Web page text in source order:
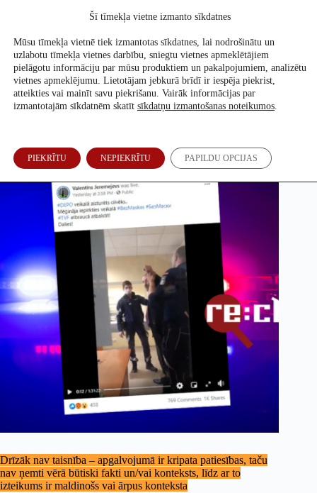
Atbalsti mūs
Policija neaiztur par masku nenēsāšanu
Drīzāk nav taisnība – apgalvojumā ir kripata patiesības, taču
nav ņemti vērā būtiski fakti un/vai konteksts, līdz ar to
izteikums ir maldinošs vai ārpus konteksta
Šī tīmekļa vietne izmanto sīkdatnes
Mūsu tīmekļa vietnē tiek izmantotas sīkdatnes, lai nodrošinātu un
uzlabotu tīmekļa vietnes darbību, sniegtu vietnes apmeklētājiem
pielāgotu informāciju par mūsu produktiem un pakalpojumiem, analizētu
vietnes apmeklējumu. Lietotājam jebkurā brīdī ir iespēja piekrist,
atteikties vai mainīt savu piekrišanu. Vairāk informācijas par
izmantotajām sīkdatnēm skatīt sīkdatņu izmantošanas noteikumos.
PIEKRĪTU NEPIEKRĪTU PAPILDU OPCIJAS